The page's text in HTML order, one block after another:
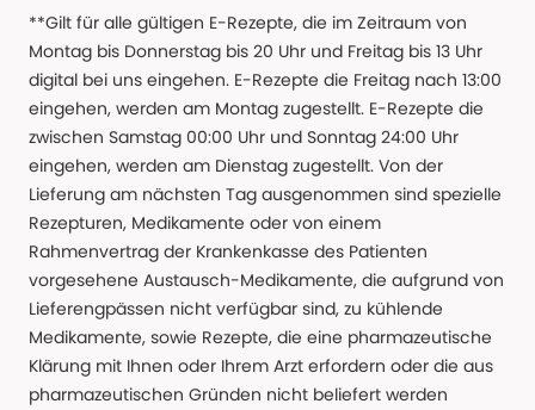
**Gilt für alle gültigen E-Rezepte, die im Zeitraum von
Montag bis Donnerstag bis 20 Uhr und Freitag bis 13 Uhr
digital bei uns eingehen. E-Rezepte die Freitag nach 13:00
eingehen, werden am Montag zugestellt. E-Rezepte die
zwischen Samstag 00:00 Uhr und Sonntag 24:00 Uhr
eingehen, werden am Dienstag zugestellt. Von der
Lieferung am nächsten Tag ausgenommen sind spezielle
Rezepturen, Medikamente oder von einem
Rahmenvertrag der Krankenkasse des Patienten
vorgesehene Austausch-Medikamente, die aufgrund von
Lieferengpässen nicht verfügbar sind, zu kühlende
Medikamente, sowie Rezepte, die eine pharmazeutische
Klärung mit Ihnen oder Ihrem Arzt erfordern oder die aus
pharmazeutischen Gründen nicht beliefert werden